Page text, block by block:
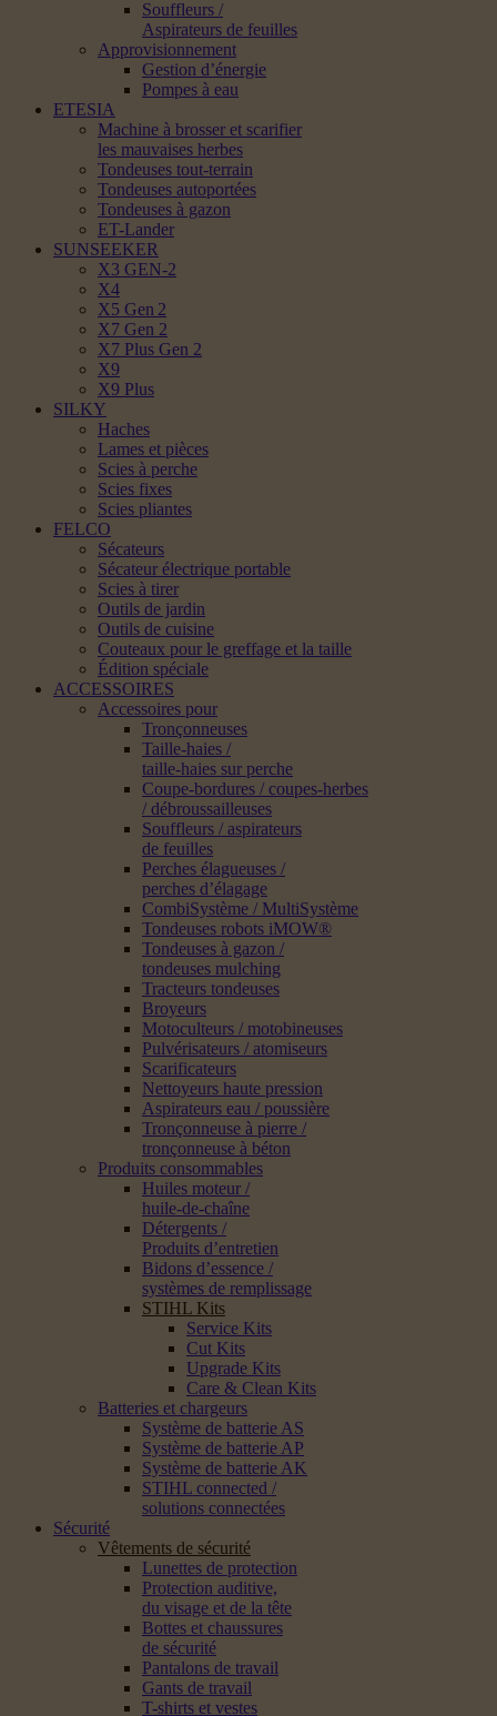
Souffleurs /
Aspirateurs de feuilles
Approvisionnement
Gestion d’énergie
Pompes à eau
ETESIA
Machine à brosser et scarifier
les mauvaises herbes
Tondeuses tout-terrain
Tondeuses autoportées
Tondeuses à gazon
ET-Lander
SUNSEEKER
X3 GEN-2
X4
X5 Gen 2
X7 Gen 2
X7 Plus Gen 2
X9
X9 Plus
SILKY
Haches
Lames et pièces
Scies à perche
Scies fixes
Scies pliantes
FELCO
Sécateurs
Sécateur électrique portable
Scies à tirer
Outils de jardin
Outils de cuisine
Couteaux pour le greffage et la taille
Édition spéciale
ACCESSOIRES
Accessoires pour
Tronçonneuses
Taille-haies /
taille-haies sur perche
Coupe-bordures / coupes-herbes
/ débroussailleuses
Souffleurs / aspirateurs
de feuilles
Perches élagueuses /
perches d’élagage
CombiSystème / MultiSystème
Tondeuses robots iMOW®
Tondeuses à gazon /
tondeuses mulching
Tracteurs tondeuses
Broyeurs
Motoculteurs / motobineuses
Pulvérisateurs / atomiseurs
Scarificateurs
Nettoyeurs haute pression
Aspirateurs eau / poussière
Tronçonneuse à pierre /
tronçonneuse à béton
Produits consommables
Huiles moteur /
huile-de-chaîne
Détergents /
Produits d’entretien
Bidons d’essence /
systèmes de remplissage
STIHL Kits
Service Kits
Cut Kits
Upgrade Kits
Care & Clean Kits
Batteries et chargeurs
Système de batterie AS
Système de batterie AP
Système de batterie AK
STIHL connected /
solutions connectées
Sécurité
Vêtements de sécurité
Lunettes de protection
Protection auditive,
du visage et de la tête
Bottes et chaussures
de sécurité
Pantalons de travail
Gants de travail
T-shirts et vestes